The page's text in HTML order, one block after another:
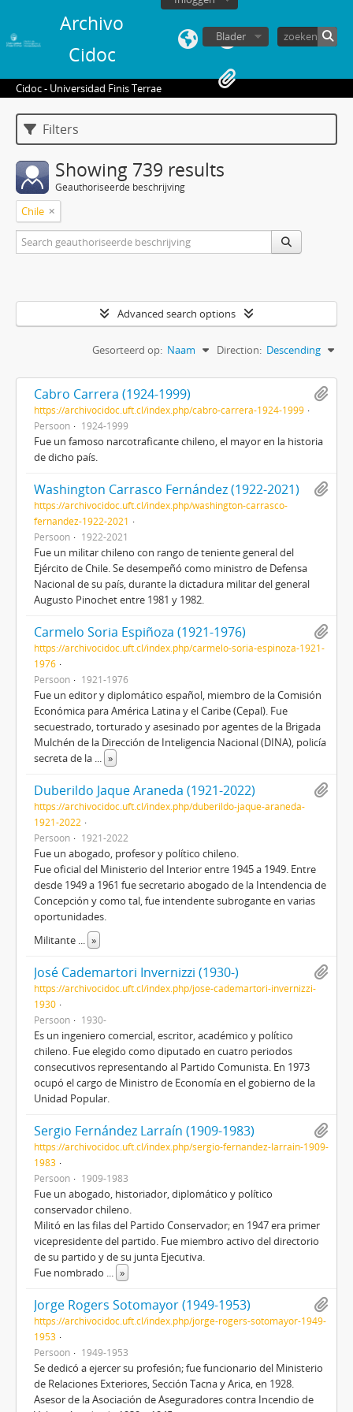
Archivo
Cidoc
Blader
Cidoc - Universidad Finis Terrae
Filters
Showing 739 results
Geauthoriseerde beschrijving
Chile
Advanced search options
Gesorteerd op: Naam Direction: Descending
Cabro Carrera (1924-1999)
https://archivocidoc.uft.cl/index.php/cabro-carrera-1924-1999
Persoon
1924-1999
Fue un famoso narcotraficante chileno, el mayor en la historia
de dicho país.
Washington Carrasco Fernández (1922-2021)
https://archivocidoc.uft.cl/index.php/washington-carrasco-
fernandez-1922-2021
Persoon
1922-2021
Fue un militar chileno con rango de teniente general del
Ejército de Chile. Se desempeñó como ministro de Defensa
Nacional de su país, durante la dictadura militar del general
Augusto Pinochet entre 1981 y 1982.
Carmelo Soria Espiñoza (1921-1976)
https://archivocidoc.uft.cl/index.php/carmelo-soria-espinoza-1921-
1976
Persoon
1921-1976
Fue un editor y diplomático español, miembro de la Comisión
Económica para América Latina y el Caribe (Cepal). Fue
secuestrado, torturado y asesinado por agentes de la Brigada
Mulchén de la Dirección de Inteligencia Nacional (DINA), policía
secreta de la ... »
Duberildo Jaque Araneda (1921-2022)
https://archivocidoc.uft.cl/index.php/duberildo-jaque-araneda-
1921-2022
Persoon
1921-2022
Fue un abogado, profesor y político chileno.
Fue oficial del Ministerio del Interior entre 1945 a 1949. Entre
desde 1949 a 1961 fue secretario abogado de la Intendencia de
Concepción y como tal, fue intendente subrogante en varias
oportunidades.
Militante ... »
José Cademartori Invernizzi (1930-)
https://archivocidoc.uft.cl/index.php/jose-cademartori-invernizzi-
1930
Persoon
1930-
Es un ingeniero comercial, escritor, académico y político
chileno. Fue elegido como diputado en cuatro periodos
consecutivos representando al Partido Comunista. En 1973
ocupó el cargo de Ministro de Economía en el gobierno de la
Unidad Popular.
Sergio Fernández Larraín (1909-1983)
https://archivocidoc.uft.cl/index.php/sergio-fernandez-larrain-1909-
1983
Persoon
1909-1983
Fue un abogado, historiador, diplomático y político
conservador chileno.
Militó en las filas del Partido Conservador; en 1947 era primer
vicepresidente del partido. Fue miembro activo del directorio
de su partido y de su junta Ejecutiva.
Fue nombrado ... »
Jorge Rogers Sotomayor (1949-1953)
https://archivocidoc.uft.cl/index.php/jorge-rogers-sotomayor-1949-
1953
Persoon
1949-1953
Se dedicó a ejercer su profesión; fue funcionario del Ministerio
de Relaciones Exteriores, Sección Tacna y Arica, en 1928.
Asesor de la Asociación de Aseguradores contra Incendio de